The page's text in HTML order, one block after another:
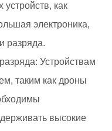
устройств, как
электроника,
разряда.
Устройствам
таким как дроны
высокие